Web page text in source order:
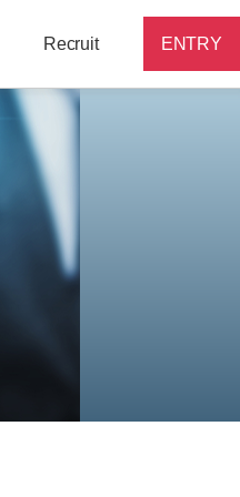
Recruit ENTRY